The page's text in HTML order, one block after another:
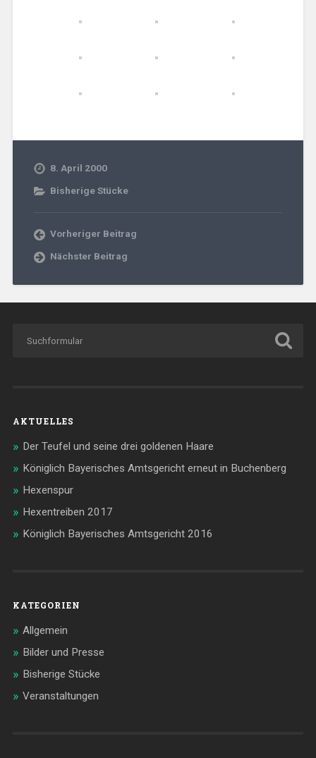
8. April 2000
Bisherige Stücke
Vorheriger Beitrag
Nächster Beitrag
AKTUELLES
Der Teufel und seine drei goldenen Haare
Königlich Bayerisches Amtsgericht erneut in Buchenberg
Hexenspur
Hexentreiben 2017
Königlich Bayerisches Amtsgericht 2016
KATEGORIEN
Allgemein
Bilder und Presse
Bisherige Stücke
Veranstaltungen